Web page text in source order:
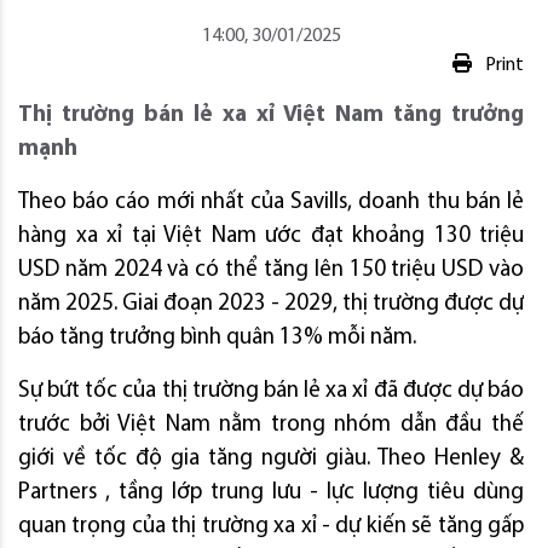
14:00, 30/01/2025
Print
Thị trường bán lẻ xa xỉ Việt Nam tăng trưởng
mạnh
Theo báo cáo mới nhất của Savills, doanh thu bán lẻ
hàng xa xỉ tại Việt Nam ước đạt khoảng 130 triệu
USD năm 2024 và có thể tăng lên 150 triệu USD vào
năm 2025. Giai đoạn 2023 - 2029, thị trường được dự
báo tăng trưởng bình quân 13% mỗi năm.
Sự bứt tốc của thị trường bán lẻ xa xỉ đã được dự báo
trước bởi Việt Nam nằm trong nhóm dẫn đầu thế
giới về tốc độ gia tăng người giàu. Theo Henley &
Partners , tầng lớp trung lưu - lực lượng tiêu dùng
quan trọng của thị trường xa xỉ - dự kiến sẽ tăng gấp